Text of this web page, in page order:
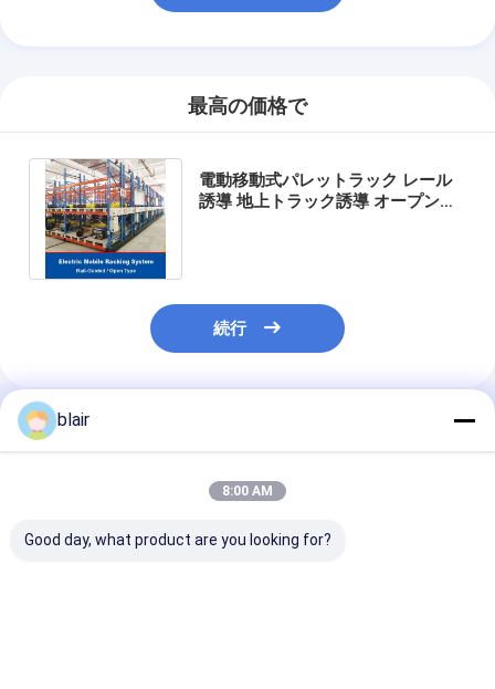
最高の価格で
電動移動式パレットラック レール
誘導 地上トラック誘導 オープンタ
続行
推薦されたプロダクト
blair
8:00 AM
Good day, what product are you looking for?